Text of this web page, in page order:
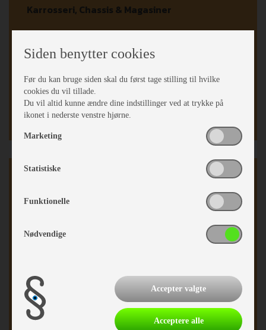
Karrosseri, Chassis & Magasiner
Alufælge
Stor tagluge
Fluenetsdør
Serviceklap
Mover mærke:ENDURO
Køkken - Bad & Toilet
3 gasblus
Easy Luk skuffer
Stort "slimline"køleskab
Kassettetoilet
Brusebund
Bruser
Siden benytter cookies
Før du kan bruge siden skal du først tage stilling til hvilke
cookies du vil tillade.
Du vil altid kunne ændre dine indstillinger ved at trykke på
ikonet i nederste venstre hjørne.
Marketing
Statistiske
Funktionelle
Nødvendige
Accepter valgte
Acceptere alle